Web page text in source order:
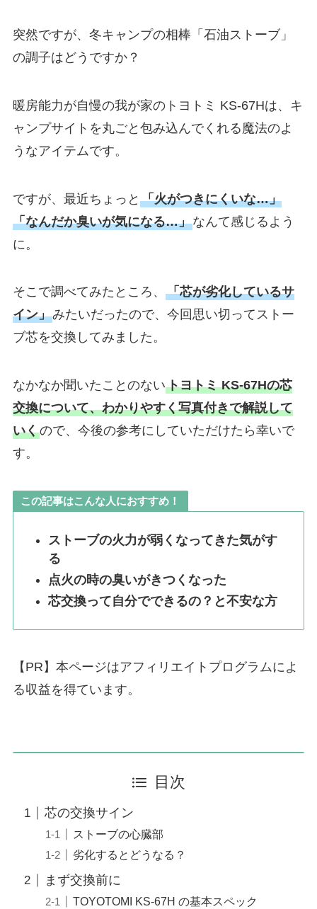
突然ですが、冬キャンプの相棒「石油ストーブ」
の調子はどうですか？
暖房能力が自慢の我が家のトヨトミ KS-67Hは、キ
ャンプサイトを丸ごと包み込んでくれる魔法のよ
うなアイテムです。
ですが、最近ちょっと 「火がつきにくいな…」
「なんだか臭いが気になる…」なんて感じるよう
に。
そこで調べてみたところ、 「芯が劣化しているサ
イン」みたいだったので、今回思い切ってストー
ブ芯を交換してみました。
なかなか聞いたことのないトヨトミ KS-67Hの芯
交換について、わかりやすく写真付きで解説して
いくので、今後の参考にしていただけたら幸いで
す。
この記事はこんな人におすすめ！
ストーブの火力が弱くなってきた気がす
る
点火の時の臭いがきつくなった
芯交換って自分でできるの？と不安な方
【PR】本ページはアフィリエイトプログラムによ
る収益を得ています。
目次
芯の交換サイン
ストーブの心臓部
劣化するとどうなる？
まず交換前に
TOYOTOMI KS-67H の基本スペック